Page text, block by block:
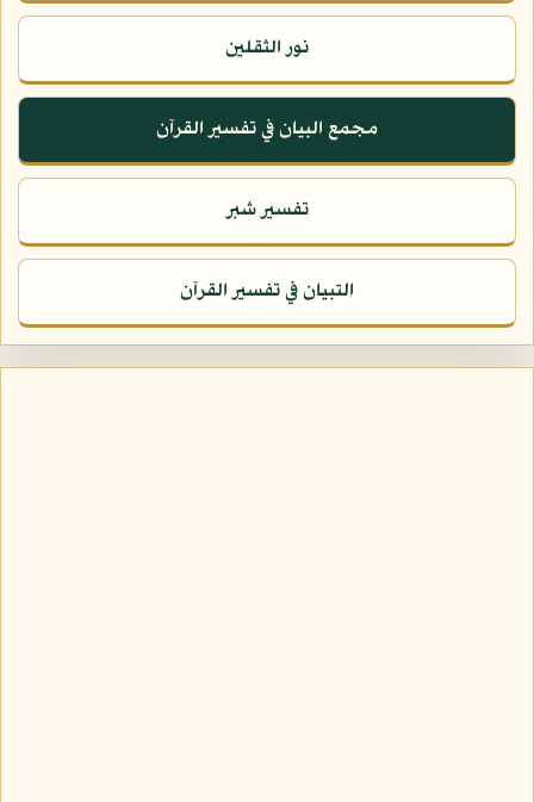
نور الثقلين
مجمع البيان في تفسير القرآن
تفسير شبر
التبيان في تفسير القرآن